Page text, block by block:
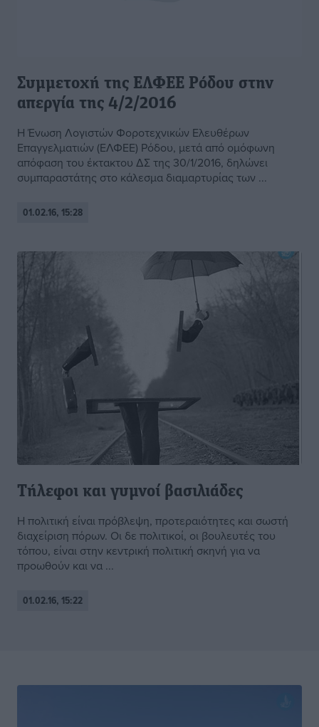
Συμμετοχή της ΕΛΦΕΕ Ρόδου στην
απεργία της 4/2/2016
Η Ένωση Λογιστών Φοροτεχνικών Ελευθέρων
Επαγγελματιών (ΕΛΦΕΕ) Ρόδου, μετά από ομόφωνη
απόφαση του έκτακτου ΔΣ της 30/1/2016, δηλώνει
συμπαραστάτης στο κάλεσμα διαμαρτυρίας των ...
01.02.16, 15:28
Τήλεφοι και γυμνοί βασιλιάδες
Η πολιτική είναι πρόβλεψη, προτεραιότητες και σωστή
διαχείριση πόρων. Οι δε πολιτικοί, οι βουλευτές του
τόπου, είναι στην κεντρική πολιτική σκηνή για να
προωθούν και να ...
01.02.16, 15:22